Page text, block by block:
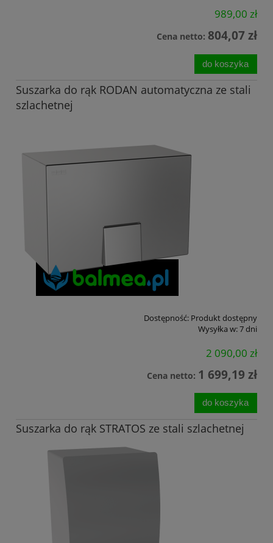
989,00 zł
Cena netto: 804,07 zł
do koszyka
Suszarka do rąk RODAN automatyczna ze stali
szlachetnej
Dostępność: Produkt dostępny
Wysyłka w:7 dni
2 090,00 zł
Cena netto: 1 699,19 zł
do koszyka
Suszarka do rąk STRATOS ze stali szlachetnej